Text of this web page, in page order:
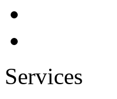
Services